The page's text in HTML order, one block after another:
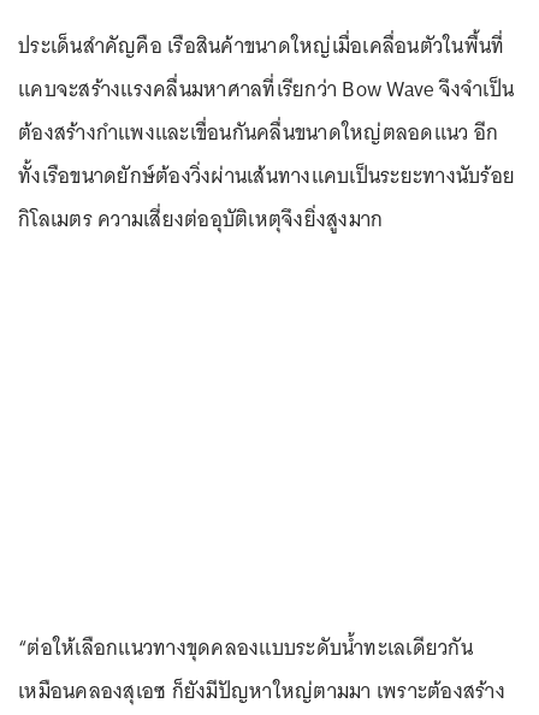
ประเด็นสำคัญคือ เรือสินค้าขนาดใหญ่เมื่อเคลื่อนตัวในพื้นที่
แคบจะสร้างแรงคลื่นมหาศาลที่เรียกว่า Bow Wave จึงจำเป็น
ต้องสร้างกำแพงและเขื่อนกันคลื่นขนาดใหญ่ตลอดแนว อีก
ทั้งเรือขนาดยักษ์ต้องวิ่งผ่านเส้นทางแคบเป็นระยะทางนับร้อย
กิโลเมตร ความเสี่ยงต่ออุบัติเหตุจึงยิ่งสูงมาก
“ต่อให้เลือกแนวทางขุดคลองแบบระดับน้ำทะเลเดียวกัน
เหมือนคลองสุเอซ ก็ยังมีปัญหาใหญ่ตามมา เพราะต้องสร้าง